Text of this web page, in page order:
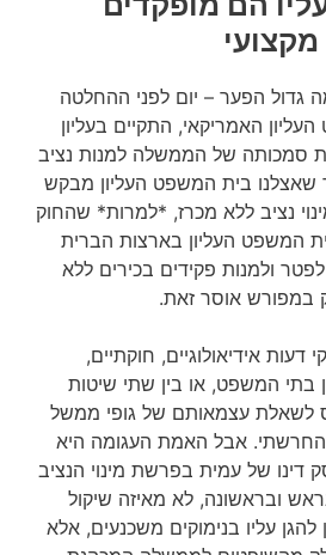
גדול הפער – יום לפני ההחלטה
האמריקאי, התקיים בעליון
סמכותה של הממשלה למנות נציב
שאצלנו בית המשפט העליון מבקש
נציב ללא מכרז, *למרות* שהחוק
המשפט העליון בארצות הברית
ולמנות פקידים בכירים ללא
במפורש אוסר זאת.
דעות אידיאולוגיים, חוקתיים,
בתי המשפט, או בין שתי שיטות
לשאלת עצמאותם של גופי ממשל
החרשתי. אבל האמת העגומה היא
של עמית בפרשת מינוי הנציב
ובראשונה, לא מאיזה שיקול
להגן עליו בנימוקים משכנעים, אלא